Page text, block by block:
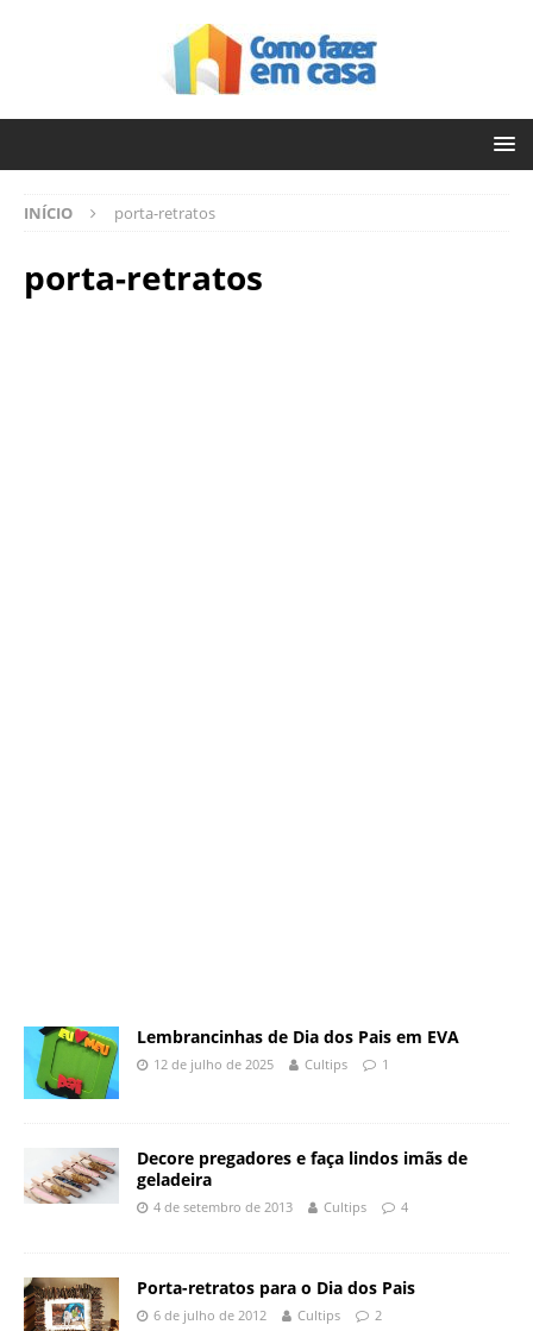
INÍCIO porta-retratos
porta-retratos
Lembrancinhas de Dia dos Pais em EVA
12 de julho de 2025 Cultips 1
Decore pregadores e faça lindos imãs de
geladeira
4 de setembro de 2013 Cultips 4
Porta-retratos para o Dia dos Pais
6 de julho de 2012 Cultips 2